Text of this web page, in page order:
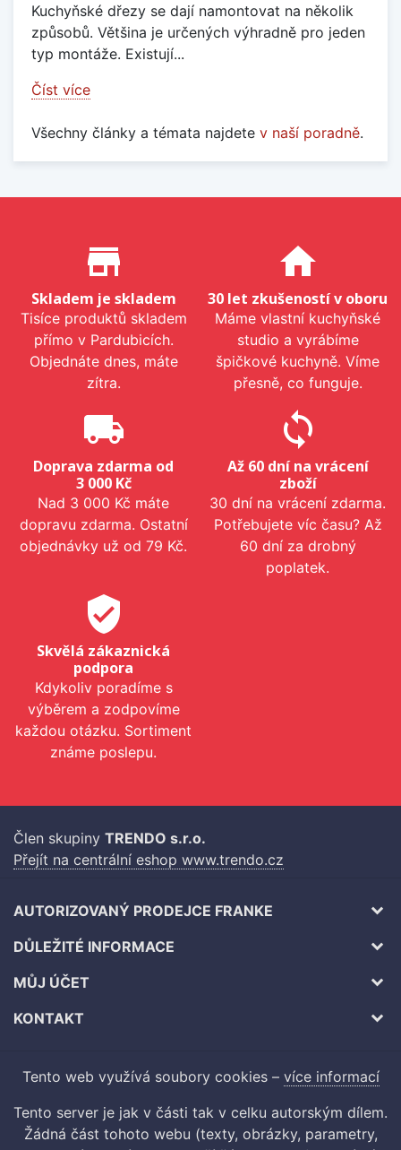
Kuchyňské dřezy se dají namontovat na několik
způsobů. Většina je určených výhradně pro jeden
typ montáže. Existují...
Číst více
Všechny články a témata najdete v naší poradně.
Proč nakupovat u nás?
store_mall_directory
Skladem je skladem
Tisíce produktů skladem
přímo v Pardubicích.
Objednáte dnes, máte
zítra.
home
30 let zkušeností v oboru
Máme vlastní kuchyňské
studio a vyrábíme
špičkové kuchyně. Víme
přesně, co funguje.
local_shipping
Doprava zdarma od
3 000 Kč
Nad 3 000 Kč máte
dopravu zdarma. Ostatní
objednávky už od 79 Kč.
sync
Až 60 dní na vrácení
zboží
30 dní na vrácení zdarma.
Potřebujete víc času? Až
60 dní za drobný
poplatek.
verified_user
Skvělá zákaznická
podpora
Kdykoliv poradíme s
výběrem a zodpovíme
každou otázku. Sortiment
známe poslepu.
Člen skupiny TRENDO s.r.o.
Přejít na centrální eshop www.trendo.cz
AUTORIZOVANÝ PRODEJCE FRANKE
DŮLEŽITÉ INFORMACE
MŮJ ÚČET
KONTAKT
Tento web využívá soubory cookies – více informací
Tento server je jak v části tak v celku autorským dílem.
Žádná část tohoto webu (texty, obrázky, parametry,